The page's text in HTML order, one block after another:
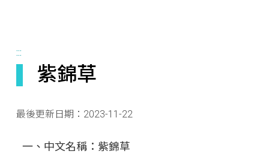
:::
紫錦草
最後更新日期： 2023-11-22
一、中文名稱：紫錦草